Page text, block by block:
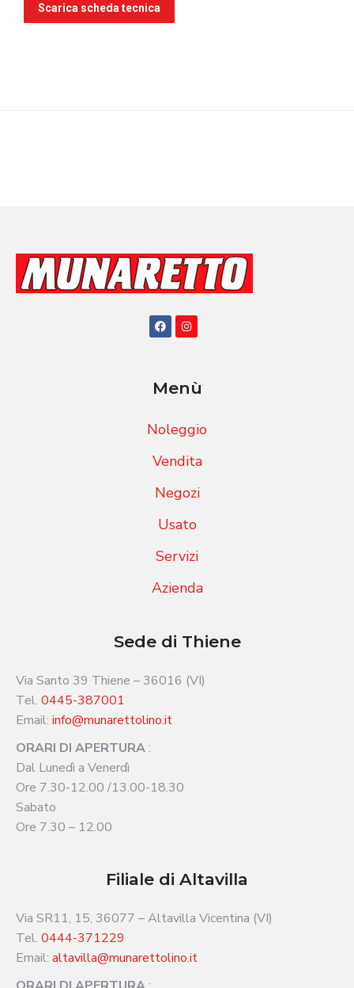
Scarica scheda tecnica
Menù
Noleggio
Vendita
Negozi
Usato
Servizi
Azienda
Sede di Thiene
Via Santo 39 Thiene – 36016 (VI)
Tel. 0445-387001
Email: info@munarettolino.it
ORARI DI APERTURA:
Dal Lunedì a Venerdì
Ore 7.30-12.00 /13.00-18.30
Sabato
Ore 7.30 – 12.00
Filiale di Altavilla
Via SR11, 15, 36077 – Altavilla Vicentina (VI)
Tel. 0444-371229
Email: altavilla@munarettolino.it